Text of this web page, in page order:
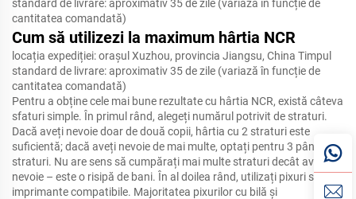
standard de livrare: aproximativ 35 de zile (variază în funcție de
cantitatea comandată)
Cum să utilizezi la maximum hârtia NCR
locația expediției: orașul Xuzhou, provincia Jiangsu, China Timpul
standard de livrare: aproximativ 35 de zile (variază în funcție de
cantitatea comandată)
Pentru a obține cele mai bune rezultate cu hârtia NCR, există câteva
sfaturi simple. În primul rând, alegeți numărul potrivit de straturi.
Dacă aveți nevoie doar de două copii, hârtia cu 2 straturi este
suficientă; dacă aveți nevoie de mai multe, optați pentru 3 până la 5
straturi. Nu are sens să cumpărați mai multe straturi decât aveți
nevoie – este o risipă de bani. În al doilea rând, utilizați pixuri sau
imprimante compatibile. Majoritatea pixurilor cu bilă și